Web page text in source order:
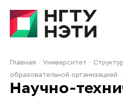
Главная Университет
образовательной организацией
Научно-